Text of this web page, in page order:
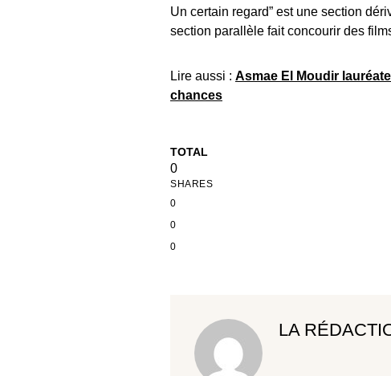
Un certain regard” est une section
section parallèle fait concourir des
Lire aussi : Asmae El Moudir
chances
TOTAL
0
SHARES
0
0
0
LA